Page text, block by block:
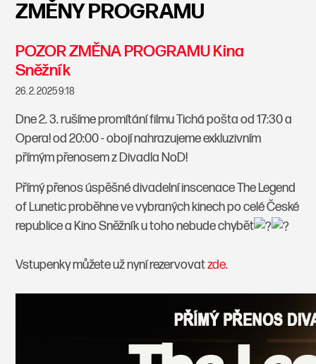
ZMĚNY PROGRAMU
POZOR ZMĚNA PROGRAMU Kina
Sněžník
26. 2. 2025 9:18
Dne 2. 3. rušíme promítání filmu Tichá pošta od 17:30 a
Opera! od 20:00 - obojí nahrazujeme exkluzivním
přímým přenosem z Divadla NoD!
Přímý přenos úspěšné divadelní inscenace The Legend
of Lunetic proběhne ve vybraných kinech po celé České
republice a Kino Sněžník u toho nebude chybět
Vstupenky můžete už nyní rezervovatzde.